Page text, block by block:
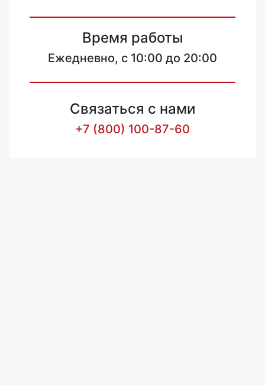
Время работы
Ежедневно, с 10:00 до 20:00
Связаться с нами
+7 (800) 100-87-60